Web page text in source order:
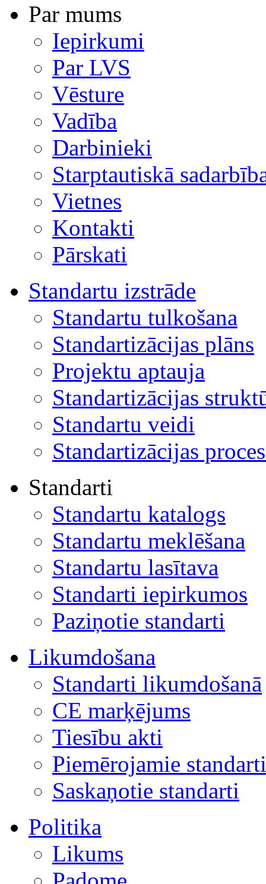
Par mums
Iepirkumi
Par LVS
Vēsture
Vadība
Darbinieki
Starptautiskā
Vietnes
Kontakti
Pārskati
Standartu izstrāde
Standartu tulkošana
Standartizācijas plāns
Projektu aptauja
Standartizācijas
Standartu veidi
Standartizācijas
Standarti
Standartu katalogs
Standartu meklēšana
Standartu lasītava
Standarti iepirkumos
Paziņotie standarti
Likumdošana
Standarti likumdošanā
CE marķējums
Tiesību akti
Piemērojamie standarti
Saskaņotie standarti
Politika
Likums